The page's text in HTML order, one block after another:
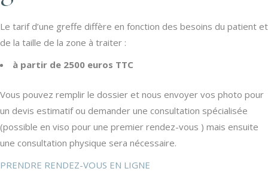
Le tarif d’une greffe diffère en fonction des besoins du patient et
de la taille de la zone à traiter :
à partir de 2500 euros TTC
Vous pouvez remplir le dossier et nous envoyer vos photo pour
un devis estimatif ou demander une consultation spécialisée
(possible en viso pour une premier rendez-vous ) mais ensuite
une consultation physique sera nécessaire.
PRENDRE RENDEZ-VOUS EN LIGNE